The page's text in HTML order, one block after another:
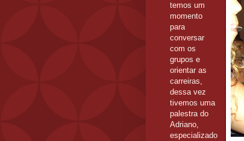
temos um
momento
para
conversar
com os
grupos e
orientar as
carreiras,
dessa vez
tivemos uma
palestra do
Adriano,
especializado